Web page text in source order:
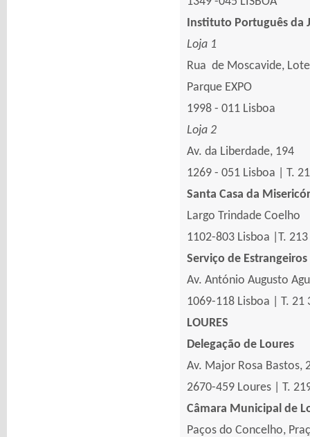
Instituto Português da
Loja 1
Rua de Moscavide,
Parque EXPO
1998 - 011 Lisboa
Loja 2
Av. da Liberdade, 194
1269 - 051 Lisboa | T.
Santa Casa da
Largo Trindade Coelho
1102-803 Lisboa |T.
Serviço de
Av. António Augusto
1069-118 Lisboa | T. 21
LOURES
Delegação de Loures
Av. Major Rosa Bastos,
2670-459 Loures | T.
Câmara Municipal de
Paços do Concelho,